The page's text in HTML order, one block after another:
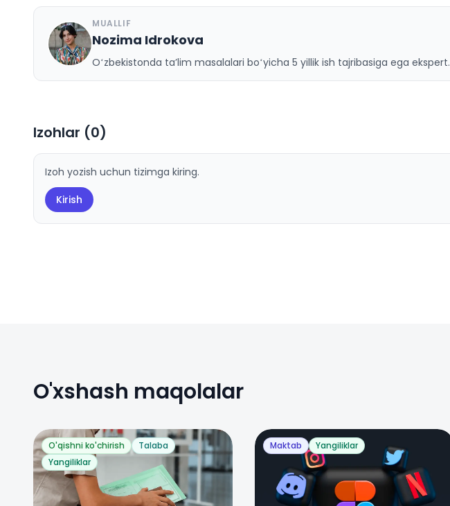
N
MUALLIF
Nozima Idrokova
Oʻzbekistonda taʼlim masalalari boʻyicha 5 yillik ish tajribasiga ega ekspert.
Izohlar (0)
Izoh yozish uchun tizimga kiring.
Kirish
O'xshash maqolalar
O'qishni ko'chirish
Talaba
Yangiliklar
Maktab Yangiliklar